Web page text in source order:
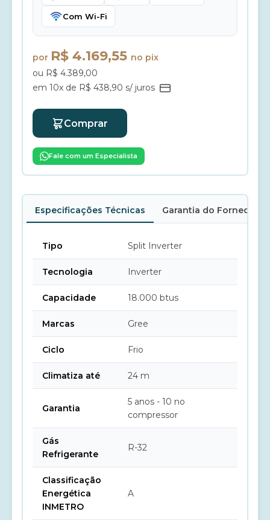
Com Wi-Fi
por R$ 4.169,55 no pix
ou R$ 4.389,00
em 10x de R$ 438,90 s/ juros
Comprar
Fale com um Especialista
Especificações Técnicas Garantia do Fornecedor
Tipo Split Inverter
Tecnologia Inverter
Capacidade 18.000 btus
Marcas Gree
Ciclo Frio
Climatiza até 24 m
Garantia
5 anos - 10 no
compressor
Gás
Refrigerante
R-32
Classificação
Energética
INMETRO
A